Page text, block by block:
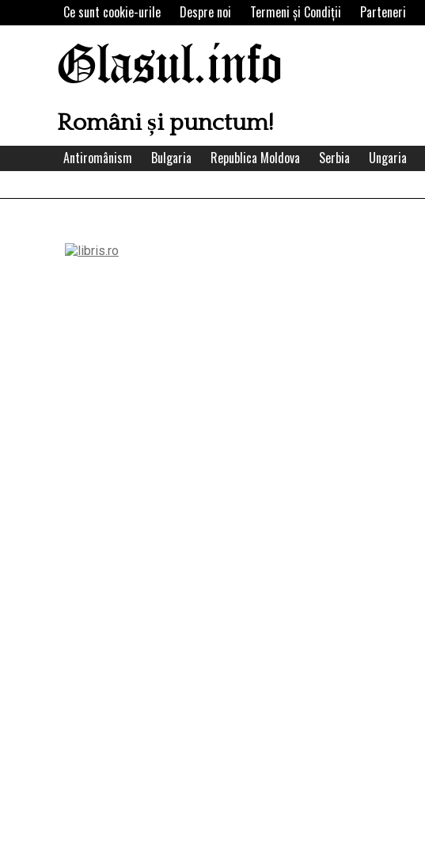
to
Ce sunt cookie-urile Despre noi Termeni şi Condiţii Parteneri
Glasul.info
Români și punctum!
Antiromânism Bulgaria Republica Moldova Serbia Ungaria
Left
Asides